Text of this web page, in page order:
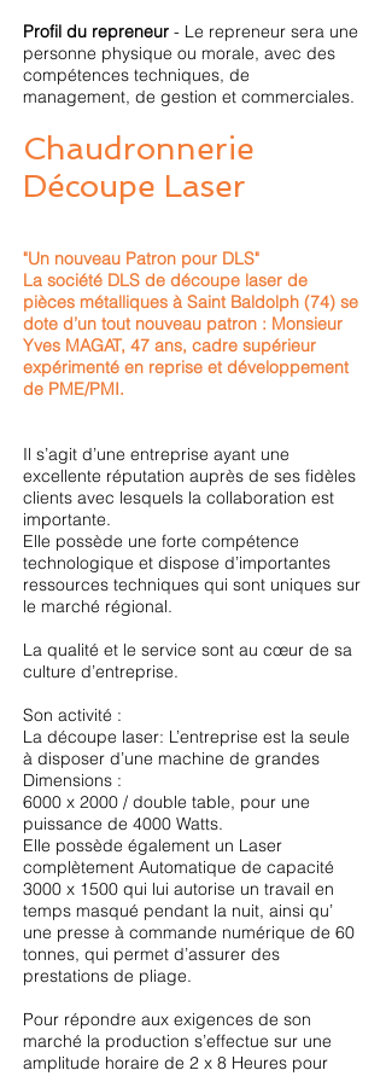
Profil du repreneur - Le repreneur sera une
personne physique ou morale, avec des
compétences techniques, de
management, de gestion et commerciales.
Chaudronnerie
Découpe Laser
"Un nouveau Patron pour DLS"
La société DLS de découpe laser de
pièces métalliques à Saint Baldolph (74) se
dote d’un tout nouveau patron : Monsieur
Yves MAGAT, 47 ans, cadre supérieur
expérimenté en reprise et développement
de PME/PMI.
Il s’agit d’une entreprise ayant une
excellente réputation auprès de ses fidèles
clients avec lesquels la collaboration est
importante.
Elle possède une forte compétence
technologique et dispose d’importantes
ressources techniques qui sont uniques sur
le marché régional.
La qualité et le service sont au cœur de sa
culture d’entreprise.
Son activité :
La découpe laser: L’entreprise est la seule
à disposer d’une machine de grandes
Dimensions :
6000 x 2000 / double table, pour une
puissance de 4000 Watts.
Elle possède également un Laser
complètement Automatique de capacité
3000 x 1500 qui lui autorise un travail en
temps masqué pendant la nuit, ainsi qu’
une presse à commande numérique de 60
tonnes, qui permet d’assurer des
prestations de pliage.
Pour répondre aux exigences de son
marché la production s’effectue sur une
amplitude horaire de 2 x 8 Heures pour